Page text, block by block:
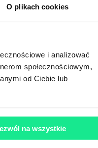
O plikach cookies
i analizować
społecznościowym,
od Ciebie lub
na wszystkie